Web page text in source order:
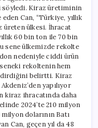
söyledi. Kiraz üretiminin
Can, “Türkiye, yıllık
üreten ülkesi. İhracat
60 bin ton ile 70 bin
sene ülkemizde rekolte
nedeniyle ciddi ürün
seneki rekoltenin hem
belirtti. Kiraz
yapılıyor
kiraz ihracatında daha
2024’te 210 milyon
milyon dolarının Batı
Can, geçen yıl da 48